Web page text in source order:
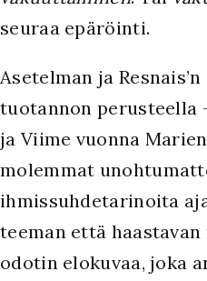
seuraa epäröinti.
Asetelman ja
tuotannon perusteella
ja Viime vuonna
molemmat
ihmissuhdetarinoita
teeman että
odotin elokuvaa, joka